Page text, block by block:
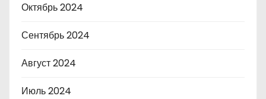
Октябрь 2024
Сентябрь 2024
Август 2024
Июль 2024